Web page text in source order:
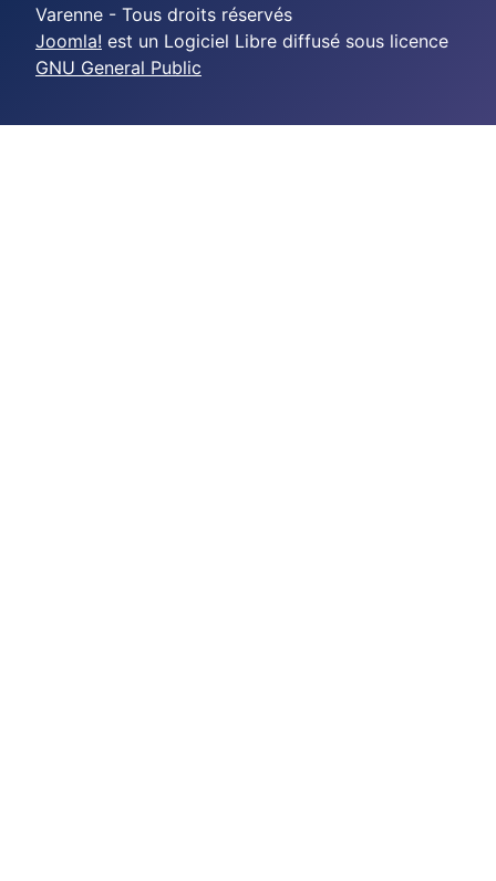
Varenne - Tous droits réservés
Joomla! est un Logiciel Libre diffusé sous licence
GNU General Public